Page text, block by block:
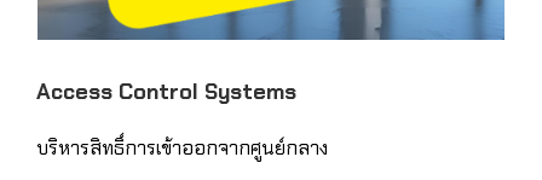
Access Control Systems
บริหารสิทธิ์การเข้าออกจากศูนย์กลาง